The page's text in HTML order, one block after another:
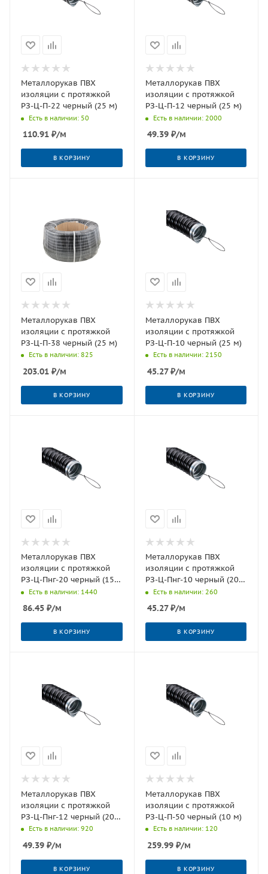
Металлорукав ПВХ
изоляции с протяжкой
РЗ-Ц-П-22 черный (25 м)
Есть в наличии: 50
110.91 ₽/м
В КОРЗИНУ
Металлорукав ПВХ
изоляции с протяжкой
РЗ-Ц-П-12 черный (25 м)
Есть в наличии: 2000
49.39₽/м
В КОРЗИНУ
Металлорукав ПВХ
изоляции с протяжкой
РЗ-Ц-П-38 черный (25 м)
Есть в наличии: 825
203.01 ₽/м
В КОРЗИНУ
Металлорукав ПВХ
изоляции с протяжкой
РЗ-Ц-П-10 черный (25 м)
Есть в наличии: 2150
45.27₽/м
В КОРЗИНУ
Металлорукав ПВХ
изоляции с протяжкой
РЗ-Ц-Пнг-20 черный (15
м)
Есть в наличии: 1440
86.45 ₽/м
В КОРЗИНУ
Металлорукав ПВХ
изоляции с протяжкой
РЗ-Ц-Пнг-10 черный (20
м)
Есть в наличии: 260
45.27₽/м
В КОРЗИНУ
Металлорукав ПВХ
изоляции с протяжкой
РЗ-Ц-Пнг-12 черный (20
м)
Есть в наличии: 920
49.39 ₽/м
В КОРЗИНУ
Металлорукав ПВХ
изоляции с протяжкой
РЗ-Ц-П-50 черный (10 м)
Есть в наличии: 120
259.99₽/м
В КОРЗИНУ